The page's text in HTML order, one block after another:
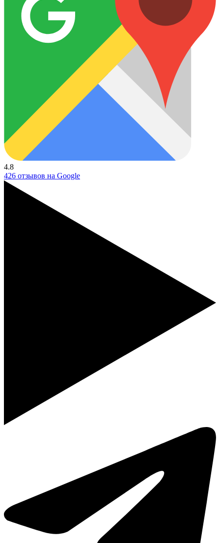
4.8
426 отзывов на Google